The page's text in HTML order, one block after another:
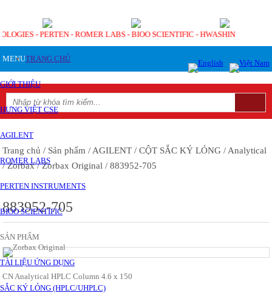
- PERTEN - ROMER LABS - BIOO SCIENTIFIC - HWASHIN
MENUTRANG CHỦ
GIỚI THIỆU
HƯNG VIỆT CSE
AGILENT
ROMER LABS
PERTEN INSTRUMENTS
BIOO SCIENTIFIC
SẢN PHẨM
TÀI LIỆU ỨNG DỤNG
SẮC KÝ LỎNG (HPLC/UHPLC)
Trang chủ / Sản phẩm / AGILENT / CỘT SẮC KÝ LỎNG / Analytical
/ Zorbax/ Zorbax Original / 883952-705
883952-705
CN Analytical HPLC Column 4.6 x 150